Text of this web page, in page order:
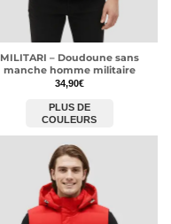
MILITARI – Doudoune sans
manche homme militaire
34,90€
PLUS DE
COULEURS